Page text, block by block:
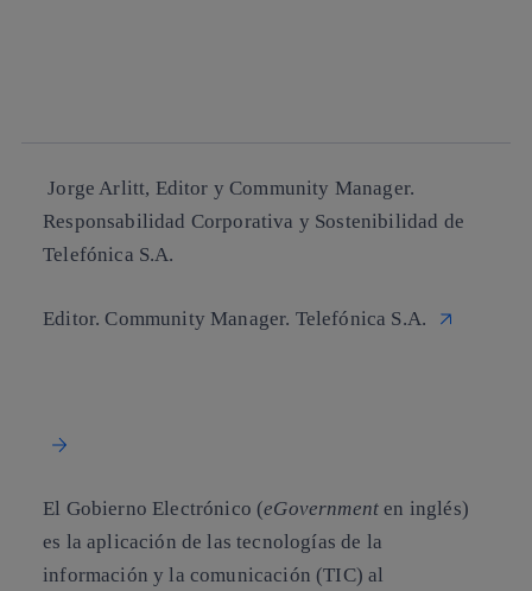
Jorge Arlitt, Editor y Community Manager.
Responsabilidad Corporativa y Sostenibilidad de
Telefónica S.A.
Editor. Community Manager. Telefónica S.A.
El Gobierno Electrónico (eGovernment en inglés)
es la aplicación de las tecnologías de la
información y la comunicación (TIC) al